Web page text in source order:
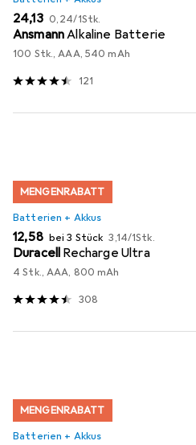
EUR
24,13 EUR
0,24/1Stk.
AnsmannAlkaline Batterie
100 Stk., AAA, 540 mAh
121
MENGENRABATT
Batterien + Akkus
EUR
12,58 bei 3 Stück EUR
3,14/1Stk.
Duracell Recharge Ultra
4 Stk., AAA, 800 mAh
308
MENGENRABATT
Batterien + Akkus